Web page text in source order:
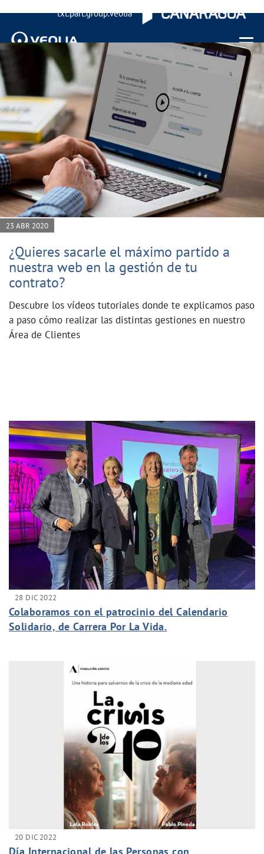
txt.part.group.veolia
Menu
23 ABR 2020
¿Quieres sacarle el máximo partido a
nuestra web en la gestión de tu
contrato?
Descubre los vídeos tutoriales donde te explicamos paso
a paso cómo realizar las distintas gestiones en nuestro
Área de Clientes
28 DIC 2022
Colaboramos con el patrocinio del Calendario
Solidario, de Carrera Por La Vida.
20 DIC 2022